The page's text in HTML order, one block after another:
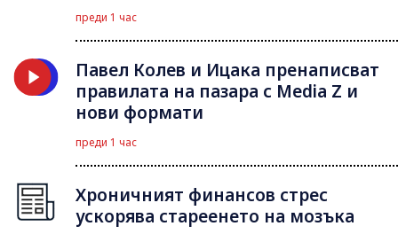
преди 1 час
Павел Колев и Ицака пренаписват
правилата на пазара с Media Z и
нови формати
преди 1 час
Хроничният финансов стрес
ускорява стареенето на мозъка